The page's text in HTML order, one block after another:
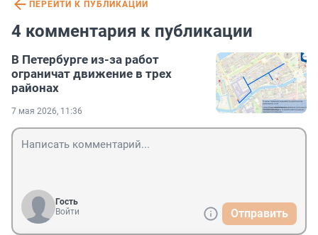
ПЕРЕЙТИ К ПУБЛИКАЦИИ
4 комментария к публикации
В Петербурге из-за работ
ограничат движение в трех
районах
7 мая 2026, 11:36
Гость
Войти
Отправить